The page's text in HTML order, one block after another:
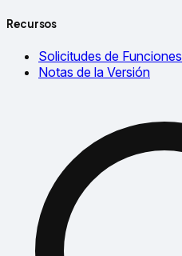
Recursos
Solicitudes de Funciones
Notas de la Versión